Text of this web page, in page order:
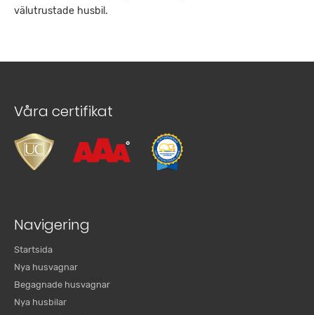
välutrustade husbil.
Våra certifikat
Navigering
Startsida
Nya husvagnar
Begagnade husvagnar
Nya husbilar